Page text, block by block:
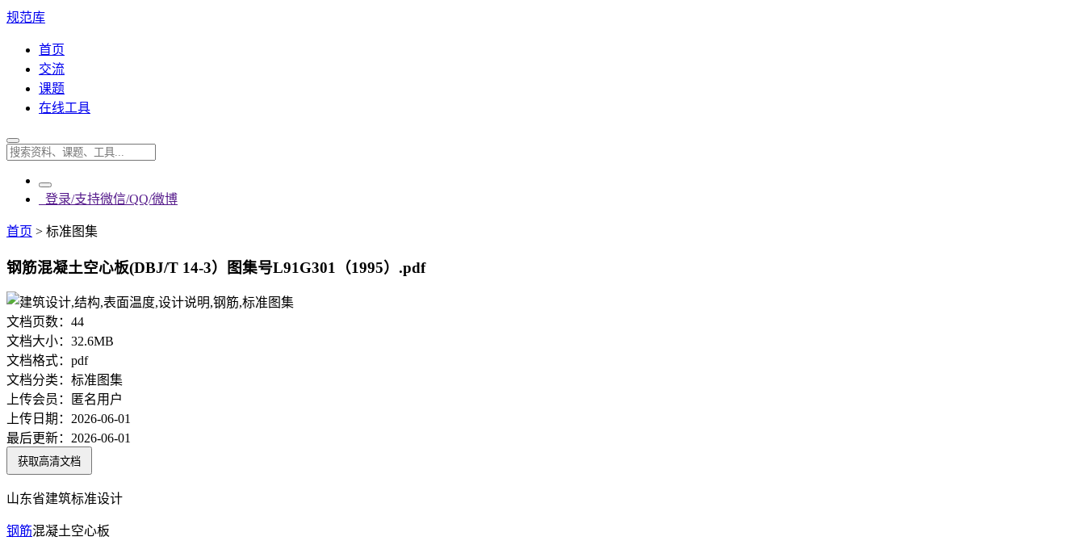
规范库
首页
交流
课题
在线工具
登录/支持微信/QQ/微博
首页 > 标准图集
钢筋混凝土空心板(DBJ/T 14-3）图集号L91G301（1995）.pdf
文档页数： 44
文档大小： 32.6MB
文档格式： pdf
文档分类： 标准图集
上传会员：
匿名用户
上传日期： 2026-06-01
最后更新： 2026-06-01
获取高清文档
山东省建筑标准设计
钢筋混凝土空心板